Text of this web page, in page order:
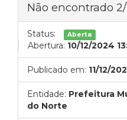
Não encontrado
Status: Aberta
Abertura: 10/12/2024
Publicado em: 11/12/
Entidade: Prefeitura
do Norte